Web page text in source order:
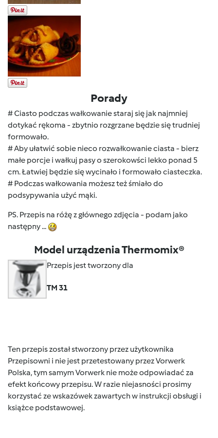
Porady
# Ciasto podczas wałkowanie staraj się jak najmniej
dotykać rękoma - zbytnio rozgrzane będzie się trudniej
formowało.
# Aby ułatwić sobie nieco rozwałkowanie ciasta - bierz
małe porcje i wałkuj pasy o szerokowści lekko ponad 5
cm. Łatwiej będzie się wycinało i formowało ciasteczka.
# Podczas wałkowania możesz też śmiało do
podsypywania użyć mąki.
PS. Przepis na różę z głównego zdjęcia - podam jako
następny ...
Model urządzenia Thermomix®
Przepis jest tworzony dla
TM 31
Ten przepis został stworzony przez użytkownika
Przepisowni i nie jest przetestowany przez Vorwerk
Polska, tym samym Vorwerk nie może odpowiadać za
efekt końcowy przepisu. W razie niejasności prosimy
korzystać ze wskazówek zawartych w instrukcji obsługi i
książce podstawowej.